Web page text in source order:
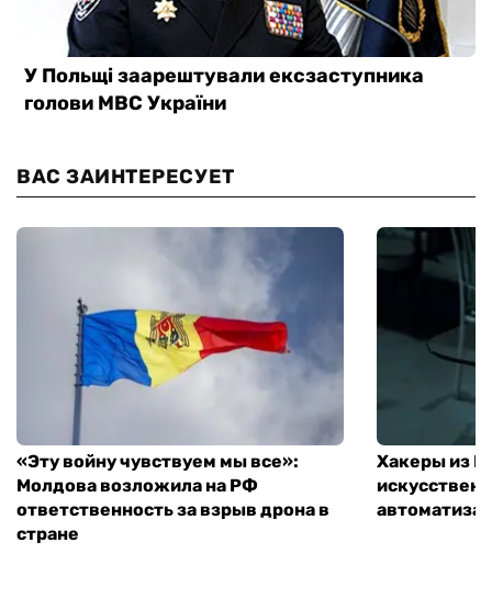
ВАС ЗАИНТЕРЕСУЕТ
«Эту войну чувствуем мы все»:
Молдова возложила на РФ
ответственность за взрыв дрона в
стране
Хакеры из